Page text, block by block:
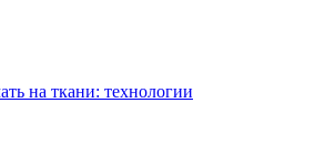
на ткани: технологии